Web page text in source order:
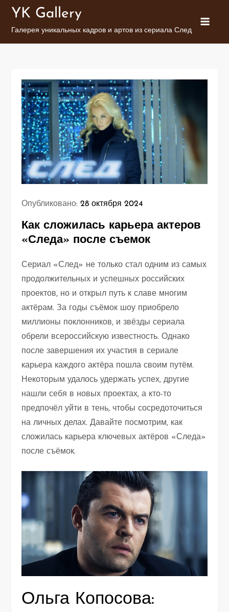
Перейти
содержимому
YK Gallery
Галерея уникальных кадров и артов из сериала След
Опубликовано:28 октября 2024
Как сложилась карьера актеров
«Следа» после съемок
Сериал «След» не только стал одним из самых
продолжительных и успешных российских
проектов, но и открыл путь к славе многим
актёрам. За годы съёмок шоу приобрело
миллионы поклонников, и звёзды сериала
обрели всероссийскую известность. Однако
после завершения их участия в сериале
карьера каждого актёра пошла своим путём.
Некоторым удалось удержать успех, другие
нашли себя в новых проектах, а кто-то
предпочёл уйти в тень, чтобы сосредоточиться
на личных делах. Давайте посмотрим, как
сложилась карьера ключевых актёров «Следа»
после съёмок.
Ольга Копосова: